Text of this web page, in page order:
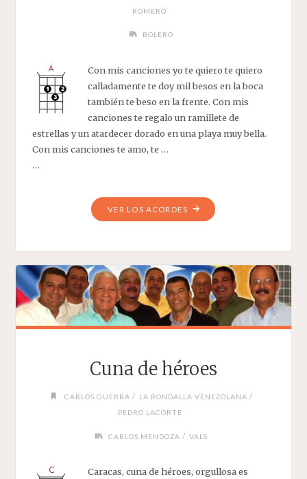
ROMERO
BOLERO
Con mis canciones yo te quiero te quiero
calladamente te doy mil besos en la boca
también te beso en la frente. Con mis
canciones te regalo un ramillete de
estrellas y un atardecer dorado en una playa muy bella.
Con mis canciones te amo, te …
…
VER LOS ACORDES"CON
Cuna de héroes
CARLOS GUERRA / LA RONDALLA VENEZOLANA /
PEDRO LACORTE
CARLOS MENDOZA / VALS
Caracas, cuna de héroes, orgullosa es